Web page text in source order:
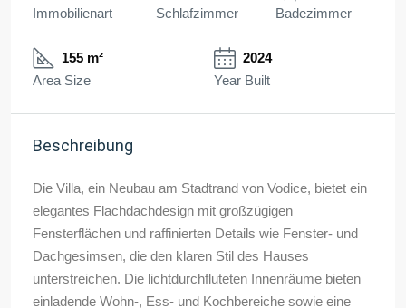
Immobilienart
Schlafzimmer
Badezimmer
155 m²
Area Size
2024
Year Built
Beschreibung
Die Villa, ein Neubau am Stadtrand von Vodice, bietet ein
elegantes Flachdachdesign mit großzügigen
Fensterflächen und raffinierten Details wie Fenster- und
Dachgesimsen, die den klaren Stil des Hauses
unterstreichen. Die lichtdurchfluteten Innenräume bieten
einladende Wohn-, Ess- und Kochbereiche sowie eine